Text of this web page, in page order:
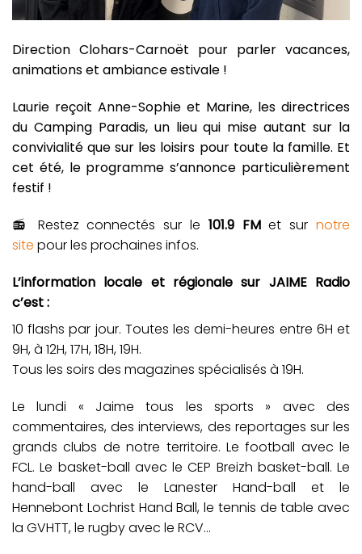
Direction Clohars-Carnoët pour parler vacances,
animations et ambiance estivale !
Laurie reçoit Anne-Sophie et Marine, les directrices
du Camping Paradis, un lieu qui mise autant sur la
convivialité que sur les loisirs pour toute la famille. Et
cet été, le programme s’annonce particulièrement
festif !
📻 Restez connectés sur le 101.9 FMet surnotre
site pour les prochaines infos.
L’information locale et régionale sur JAIME Radio
c’est :
10 flashs par jour. Toutes les demi-heures entre 6H et
9H, à 12H, 17H, 18H, 19H.
Tous les soirs des magazines spécialisés à 19H.
Le lundi « Jaime tous les sports » avec des
commentaires, des interviews, des reportages sur les
grands clubs de notre territoire. Le football avec le
FCL. Le basket-ball avec le CEP Breizh basket-ball. Le
hand-ball avec le Lanester Hand-ball et le
Hennebont Lochrist Hand Ball, le tennis de table avec
la GVHTT, le rugby avec le RCV…